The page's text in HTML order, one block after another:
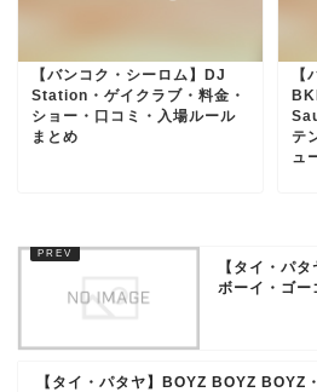
【バンコク・シーロム】DJ
Station・ゲイクラブ・料金・
ショー・口コミ・入場ルール
まとめ
テ
ュ
【タイ・パ
ボーイ・ゴー
【タイ・パタヤ】BOYZ BOYZ BOYZ・